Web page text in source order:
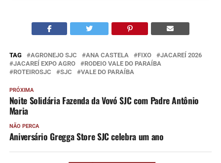
TAG AGRONEJO SJC ANA CASTELA FIXO
JACAREÍ 2026
JACAREÍ EXPO AGRO
RODEIO VALE DO PARAÍBA
ROTEIROSJC
SJC VALE DO PARAÍBA
PRÓXIMA
Noite Solidária Fazenda da Vovó SJC com Padre Antônio
Maria
NÃO PERCA
Aniversário Gregga Store SJC celebra um ano